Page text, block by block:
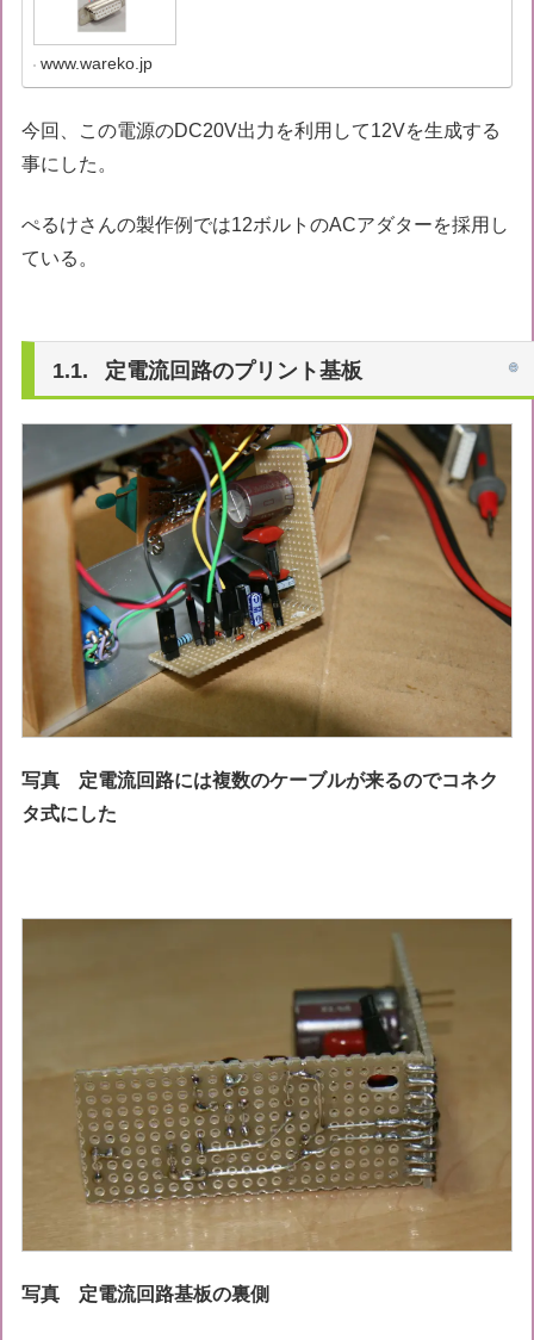
www.wareko.jp
今回、この電源のDC20V出力を利用して12Vを生成する
事にした。
ぺるけさんの製作例では12ボルトのACアダターを採用し
ている。
定電流回路のプリント基板
写真 定電流回路には複数のケーブルが来るのでコネク
タ式にした
写真 定電流回路基板の裏側